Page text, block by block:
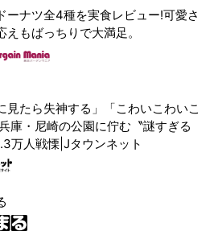
ーナツ全4種を実食レビュー!可愛さ
えもばっちりで大満足。
見たら失神する」「こわいこわいこ
庫・尼崎の公園に佇む〝謎すぎる
万人戦慄|Jタウンネット